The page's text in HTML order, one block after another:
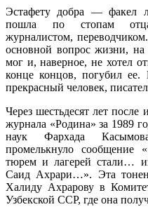
Эстафету добра — факел
пошла по стопам
журналистом,
основной вопрос жизни,
мог и, наверное, не хотел
конце концов, погубил ее.
прекрасный человек,
Через шестьдесят лет после
журнала «Родина» за 1989
наук Фархада
промелькнуло сообщение
тюрем и лагерей стали…
Саид Ахрари…». Эта
Халиду Ахрарову в
Узбекской ССР, где она